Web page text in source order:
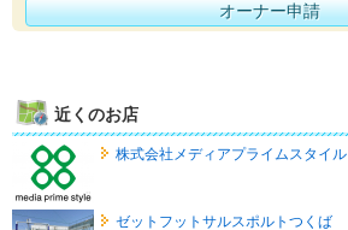
オーナー申請
近くのお店
株式会社メディアプライムスタイル
ゼットフットサルスポルトつくば